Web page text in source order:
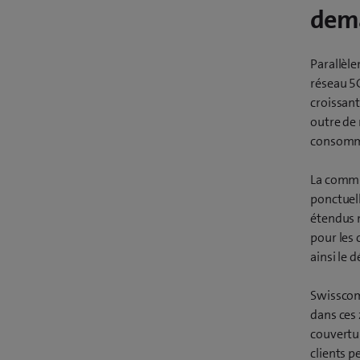
réseau
outre de
La
étendus
pour les
ainsi le
dans
clients